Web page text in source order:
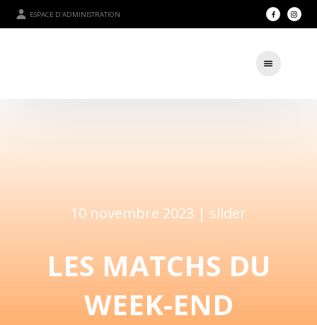
ESPACE D'ADMINISTRATION
10 novembre 2023 | slider
LES MATCHS DU
WEEK-END